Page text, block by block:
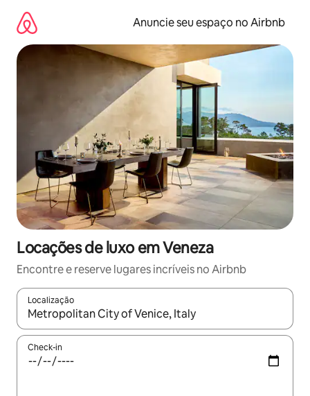
para
conteúdo
Anuncie seu espaço no Airbnb
Locações de luxo em Veneza
Encontre e reserve lugares incríveis no Airbnb
Localização
Quando os resultados estiverem disponíveis, explore-os
Check-in